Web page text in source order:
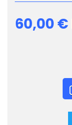
60,00 €